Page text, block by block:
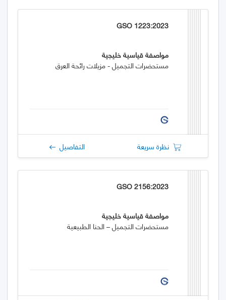
GSO 1223:2023
مواصفة قياسية خليجية
مستحضرات التجميل - مزيلات رائحة العرق
نظرة سريعة التفاصيل
GSO 2156:2023
مواصفة قياسية خليجية
مستحضرات التجميل – الحنا الطبيعية